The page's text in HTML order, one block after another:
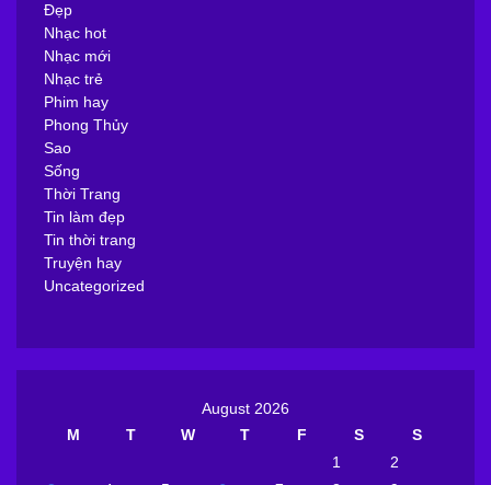
Đẹp
Nhạc hot
Nhạc mới
Nhạc trẻ
Phim hay
Phong Thủy
Sao
Sống
Thời Trang
Tin làm đẹp
Tin thời trang
Truyện hay
Uncategorized
August 2026
M
T W T F S
S
1
2